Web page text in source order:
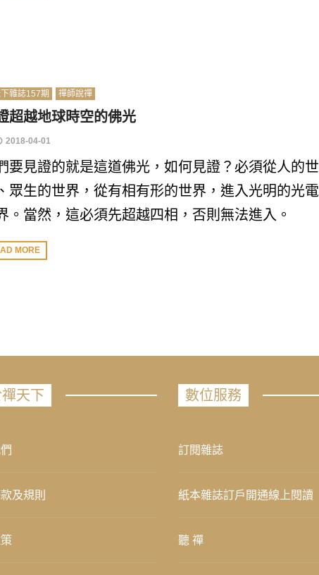
雜誌157期 禪師說禪
超越地球時空的佛光
2018-04-01
要見證的就是這道佛光，如何見證？必須從人的世
眾生的世界，從有相有形的世界，進入光明的光電
。當然，這必須先超越四相，否則無法進入。
MORE
禪天下
及規則
數位服務
訂閱雜誌
紙本雜誌訂戶開通線上閱讀
聽 禪